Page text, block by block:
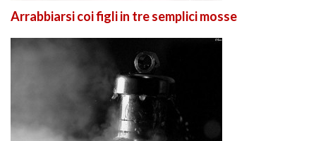
Arrabbiarsi coi figli in tre semplici mosse